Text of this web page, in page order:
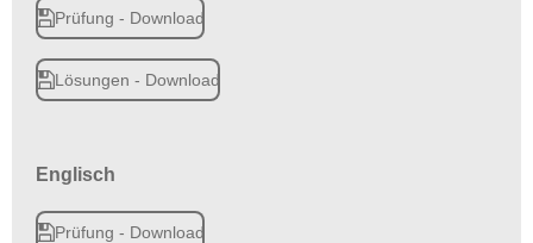
Prüfung - Download
Lösungen - Download
Englisch
Prüfung - Download